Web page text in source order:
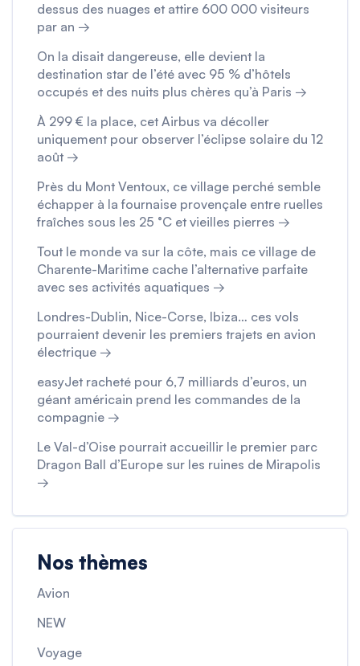
dessus des nuages et attire 600 000 visiteurs
par an →
On la disait dangereuse, elle devient la
destination star de l’été avec 95 % d’hôtels
occupés et des nuits plus chères qu’à Paris →
À 299 € la place, cet Airbus va décoller
uniquement pour observer l’éclipse solaire du 12
août →
Près du Mont Ventoux, ce village perché semble
échapper à la fournaise provençale entre ruelles
fraîches sous les 25 °C et vieilles pierres →
Tout le monde va sur la côte, mais ce village de
Charente-Maritime cache l’alternative parfaite
avec ses activités aquatiques →
Londres-Dublin, Nice-Corse, Ibiza… ces vols
pourraient devenir les premiers trajets en avion
électrique →
easyJet racheté pour 6,7 milliards d’euros, un
géant américain prend les commandes de la
compagnie →
Le Val-d’Oise pourrait accueillir le premier parc
Dragon Ball d’Europe sur les ruines de Mirapolis
→
Nos thèmes
Avion
NEW
Voyage